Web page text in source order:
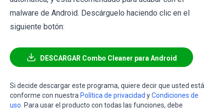
malware de Android. Descárguelo haciendo clic en el
siguiente botón:
DESCARGAR Combo Cleaner para Android
Si decide descargar este programa, quiere decir que usted está
conforme con nuestra Política de privacidad yCondiciones de
uso . Para usar el producto con todas las funciones, debe